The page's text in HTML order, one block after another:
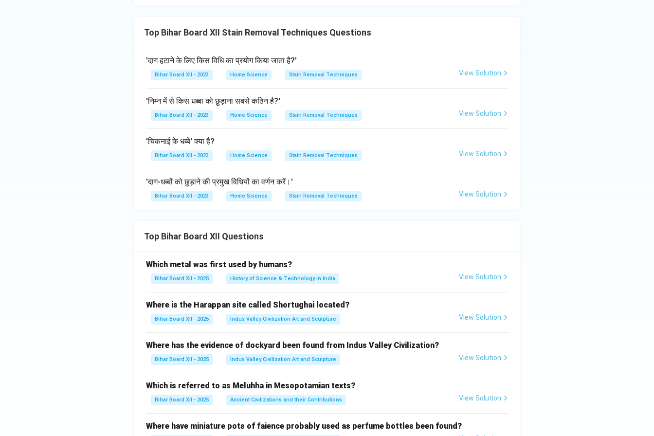
Top Bihar Board XII Stain Removal Techniques Questions
'दाग हटाने के लिए किस विधि का प्रयोग किया जाता है?'
Bihar Board XII - 2023 Home Science Stain Removal Techniques View Solution
'निम्न में से किस धब्बा को छुड़ाना सबसे कठिन है?'
Bihar Board XII - 2023 Home Science Stain Removal Techniques View Solution
'चिकनाई के धब्बे' क्या है?
Bihar Board XII - 2023 Home Science Stain Removal Techniques View Solution
'दाग-धब्बों को छुड़ाने की प्रमुख विधियों का वर्णन करें।'
Bihar Board XII - 2023 Home Science Stain Removal Techniques View Solution
Top Bihar Board XII Questions
Which metal was first used by humans?
Bihar Board XII - 2025 History of Science & Technology in India View Solution
Where is the Harappan site called Shortughai located?
Bihar Board XII - 2025 Indus Valley Civilization Art and Sculpture View Solution
Where has the evidence of dockyard been found from Indus Valley Civilization?
Bihar Board XII - 2025 Indus Valley Civilization Art and Sculpture View Solution
Which is referred to as Meluhha in Mesopotamian texts?
Bihar Board XII - 2025 Ancient Civilizations and their Contributions View Solution
Where have miniature pots of faience probably used as perfume bottles been found?